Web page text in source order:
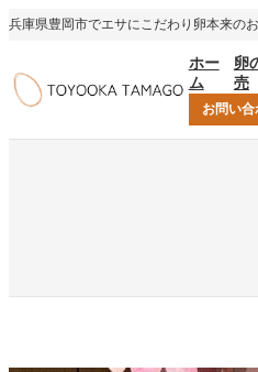
内
ス
キ
兵庫県豊岡市でエサにこだわり卵本来の
ホー
ム
卵
売
お問い合